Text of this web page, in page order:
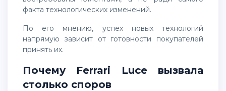
факта технологических изменений.
По его мнению, успех новых технологий
напрямую зависит от готовности покупателей
принять их.
Почему Ferrari Luce вызвала
столько споров